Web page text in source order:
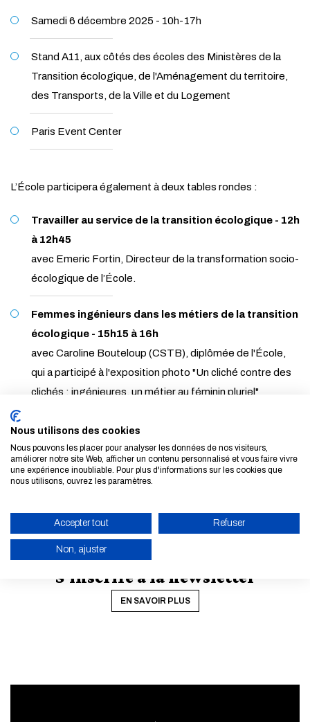
ACTIVER LE MODE ÉCO
ANNULER
Samedi 6 décembre 2025 - 10h-17h
Stand A11, aux côtés des écoles des Ministères de la
Transition écologique, de l'Aménagement du territoire,
des Transports, de la Ville et du Logement
Paris Event Center
L’École participera également à deux tables rondes :
Travailler au service de la transition écologique - 12h
à 12h45
avec Emeric Fortin, Directeur de la transformation socio-
écologique de l’École.
Femmes ingénieurs dans les métiers de la transition
écologique - 15h15 à 16h
avec Caroline Bouteloup (CSTB), diplômée de l'École,
qui a participé à l'exposition photo "Un cliché contre des
clichés : ingénieures, un métier au féminin pluriel"
TOUTES LES ACTUALITÉS ET LES ÉVÈNEMENTS
S'inscrire à la newsletter
EN SAVOIR PLUS
Nous utilisons des cookies
Nous pouvons les placer pour analyser les données de nos visiteurs,
améliorer notre site Web, afficher un contenu personnalisé et vous faire vivre
une expérience inoubliable. Pour plus d'informations sur les cookies que
nous utilisons, ouvrez les paramètres.
Accepter tout Refuser
Non, ajuster